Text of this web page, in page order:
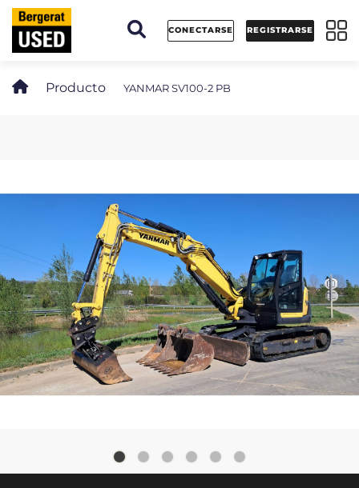
CONECTARSE REGISTRARSE
Producto YANMAR SV100-2 PB
Panel de gestión de cookies